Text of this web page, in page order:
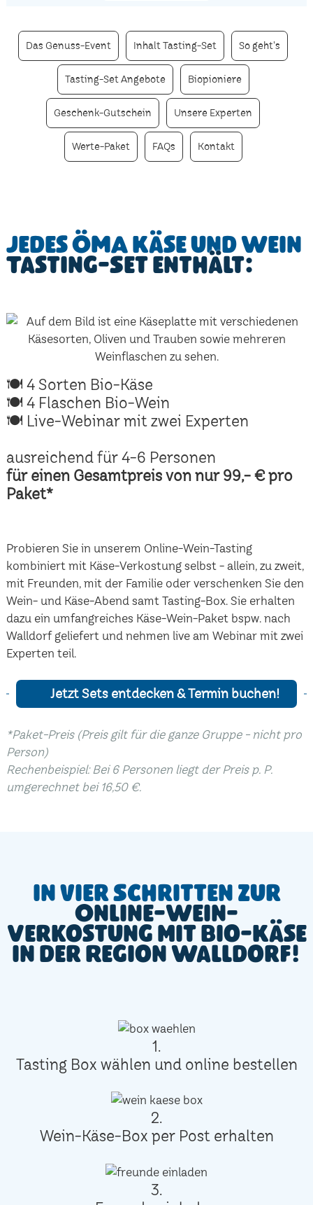
Das Genuss-Event Inhalt Tasting-Set So geht's
Tasting-Set Angebote Biopioniere
Geschenk-Gutschein Unsere Experten
Werte-Paket FAQs Kontakt
Jedes ÖMA Käse und Wein
Tasting-Set enthält:
🍽 4 Sorten Bio-Käse
🍽 4 Flaschen Bio-Wein
🍽 Live-Webinar mit zwei Experten
ausreichend für 4-6 Personen
für einen Gesamtpreis von nur 99,- € pro
Paket*
Probieren Sie in unserem Online-Wein-Tasting
kombiniert mit Käse-Verkostung selbst - allein, zu zweit,
mit Freunden, mit der Familie oder verschenken Sie den
Wein- und Käse-Abend samt Tasting-Box. Sie erhalten
dazu ein umfangreiches Käse-Wein-Paket bspw. nach
Walldorf geliefert und nehmen live am Webinar mit zwei
Experten teil.
Jetzt Sets entdecken & Termin buchen!
*Paket-Preis (Preis gilt für die ganze Gruppe - nicht pro
Person)
Rechenbeispiel: Bei 6 Personen liegt der Preis p. P.
umgerechnet bei 16,50 €.
In vier Schritten zur
Online-Wein-
Verkostung mit Bio-Käse
in der Region Walldorf!
1.
Tasting Box wählen und online bestellen
2.
Wein-Käse-Box per Post erhalten
3.